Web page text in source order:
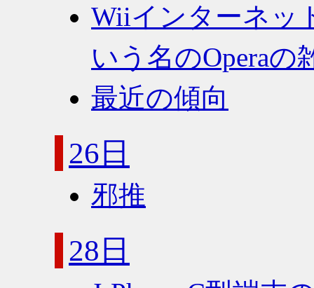
Wiiインターネッ
いう名のOperaの
最近の傾向
26日
邪推
28日